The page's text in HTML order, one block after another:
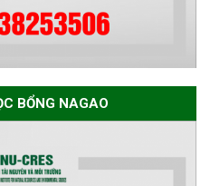
BỔNG NAGAO